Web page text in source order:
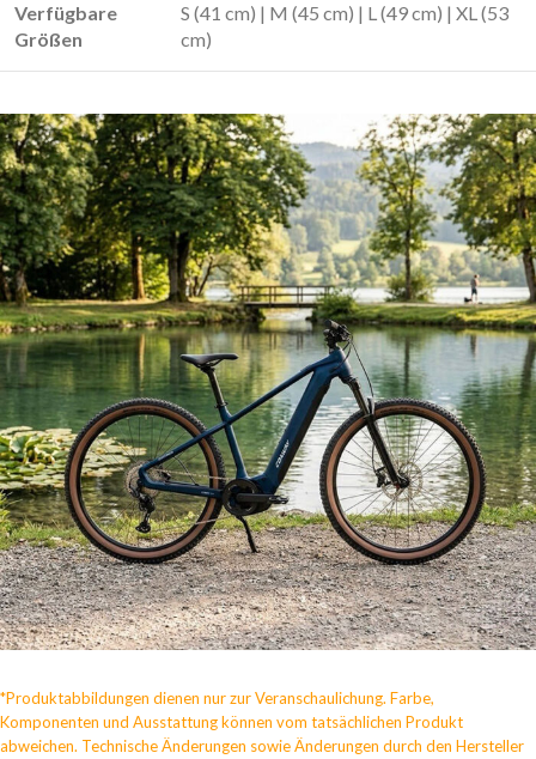
Verfügbare
Größen
S (41 cm) | M (45 cm) | L (49 cm) | XL (53
cm)
*Produktabbildungen dienen nur zur Veranschaulichung. Farbe,
Komponenten und Ausstattung können vom tatsächlichen Produkt
abweichen. Technische Änderungen sowie Änderungen durch den Hersteller